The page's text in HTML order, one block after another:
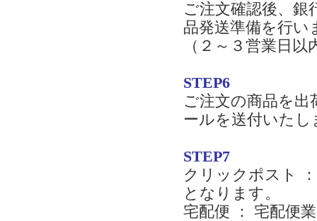
ご注文確認後、銀
品発送準備を行い
（２～３営業日
STEP6
ご注文の商品を出
ールを送付いたし
STEP7
クリックポスト
となります。
宅配便 ： 宅配便